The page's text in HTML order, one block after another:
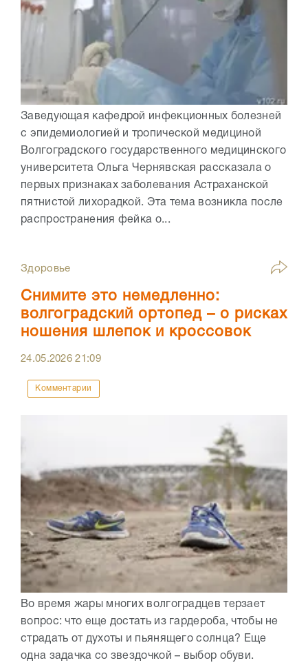
Заведующая кафедрой инфекционных болезней
с эпидемиологией и тропической медициной
Волгоградского государственного медицинского
университета Ольга Чернявская рассказала о
первых признаках заболевания Астраханской
пятнистой лихорадкой. Эта тема возникла после
распространения фейка о...
Здоровье
Снимите это немедленно:
волгоградский ортопед – о рисках
ношения шлепок и кроссовок
24.05.202621:09
Комментарии
Во время жары многих волгоградцев терзает
вопрос: что еще достать из гардероба, чтобы не
страдать от духоты и пьянящего солнца? Еще
одна задачка со звездочкой – выбор обуви.